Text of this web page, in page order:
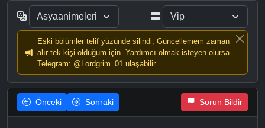
Eski bölümler telif yüzünde silindi, Güncellemem zaman
alır tek kişi olduğum için. Yardımcı olmak isteyen olursa
Telegram: @Lordgrim_01 ulaşabilir
Önceki Sonraki Sorun Bildir